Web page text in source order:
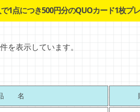
1点につき500円分のQUOカード1枚プ
を表示しています。
名